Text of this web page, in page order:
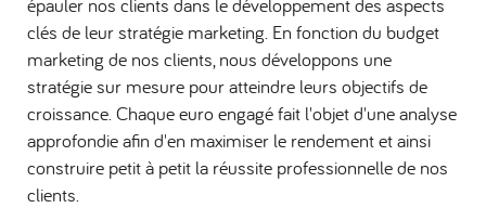
clés de leur stratégie marketing. En fonction du budget
marketing de nos clients, nous développons une
stratégie sur mesure pour atteindre leurs objectifs de
croissance. Chaque euro engagé fait l'objet d'une analyse
approfondie afin d'en maximiser le rendement et ainsi
construire petit à petit la réussite professionnelle de nos
clients.